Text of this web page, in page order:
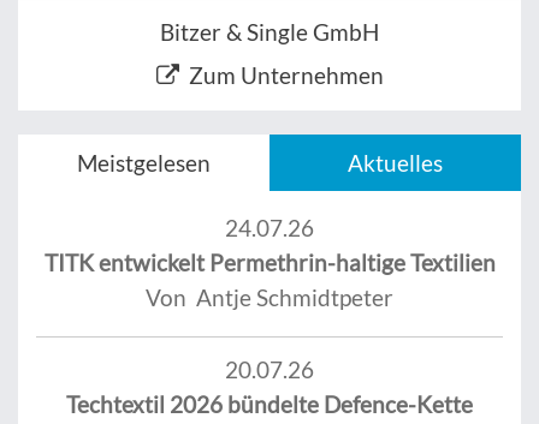
Bitzer & Single GmbH
Zum Unternehmen
Meistgelesen Aktuelles
24.07.26
TITK entwickelt Permethrin-haltige Textilien
Von Antje Schmidtpeter
20.07.26
Techtextil 2026 bündelte Defence-Kette